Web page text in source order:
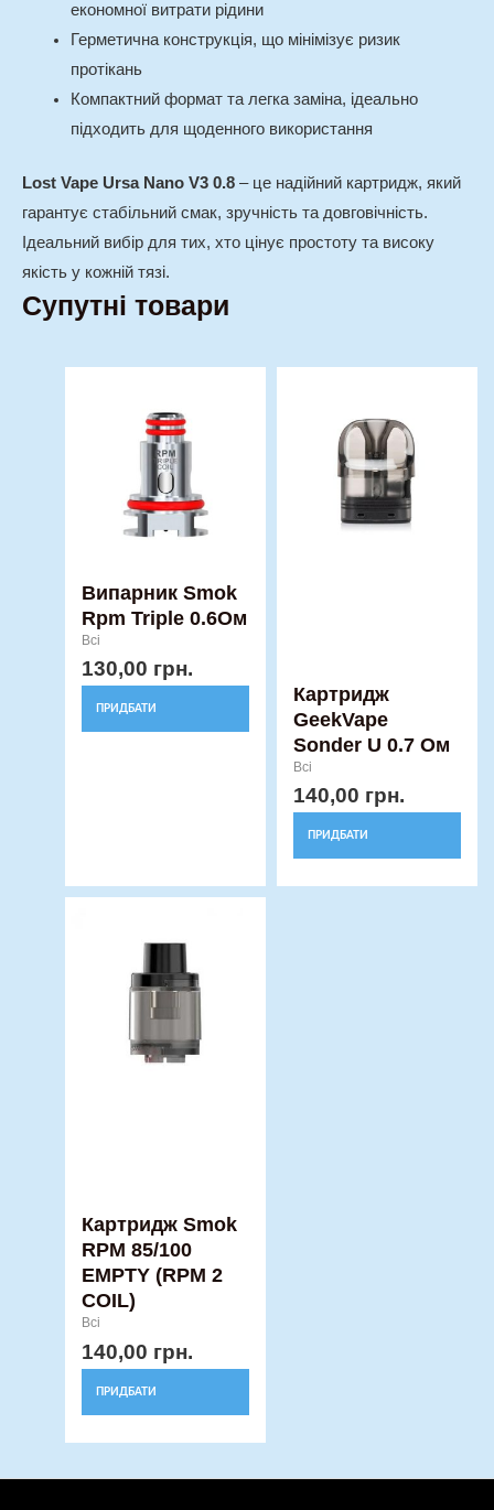
економної витрати рідини
Герметична конструкція, що мінімізує ризик
протікань
Компактний формат та легка заміна, ідеально
підходить для щоденного використання
Lost Vape Ursa Nano V3 0.8 – це надійний картридж, який
гарантує стабільний смак, зручність та довговічність.
Ідеальний вибір для тих, хто цінує простоту та високу
якість у кожній тязі.
Супутні товари
Випарник Smok
Rpm Triple 0.6Ом
Всі
130,00 грн.
ПРИДБАТИ
Картридж
GeekVape
Sonder U 0.7 Ом
Всі
140,00 грн.
ПРИДБАТИ
Картридж Smok
RPM 85/100
EMPTY (RPM 2
COIL)
Всі
140,00 грн.
ПРИДБАТИ